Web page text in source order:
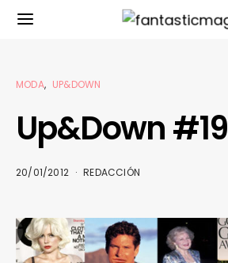
MODA UP&DOWN
Up&Down #19
20/01/2012 REDACCIÓN